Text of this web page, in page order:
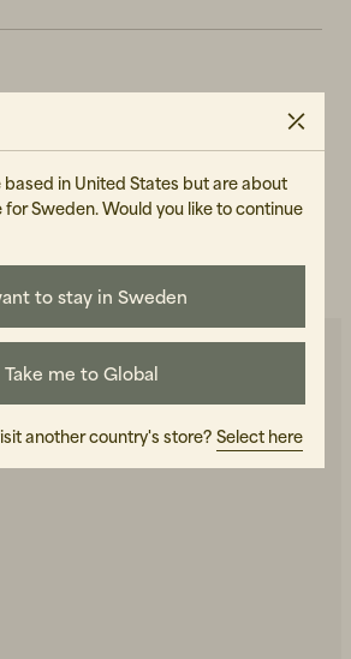
gillar
based in United States but are about
Sweden. Would you like to continue
to stay in Sweden
Take me to Global
another country's store? Select here